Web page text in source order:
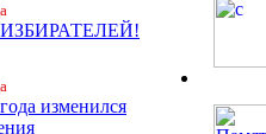
изменился